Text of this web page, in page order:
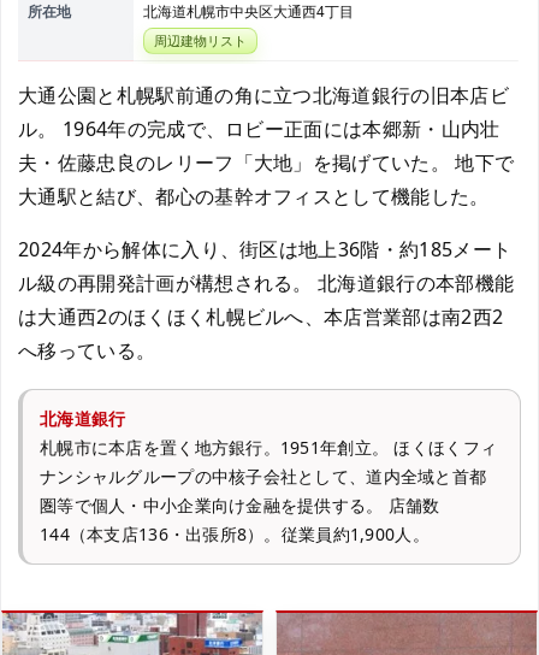
所在地
北海道札幌市中央区大通西4丁目
周辺建物リスト
大通公園と札幌駅前通の角に立つ北海道銀行の旧本店ビ
ル。 1964年の完成で、ロビー正面には本郷新・山内壮
夫・佐藤忠良のレリーフ「大地」を掲げていた。 地下で
大通駅と結び、都心の基幹オフィスとして機能した。
2024年から解体に入り、街区は地上36階・約185メート
ル級の再開発計画が構想される。 北海道銀行の本部機能
は大通西2のほくほく札幌ビルへ、本店営業部は南2西2
へ移っている。
北海道銀行
札幌市に本店を置く地方銀行。1951年創立。 ほくほくフィ
ナンシャルグループの中核子会社として、道内全域と首都
圏等で個人・中小企業向け金融を提供する。 店舗数
144（本支店136・出張所8）。従業員約1,900人。